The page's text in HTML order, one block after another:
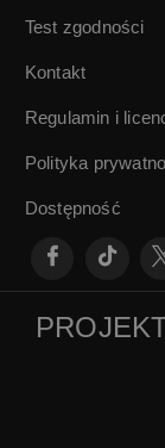
Test zgodności
Kontakt
Regulamin i
Polityka
Dostępność